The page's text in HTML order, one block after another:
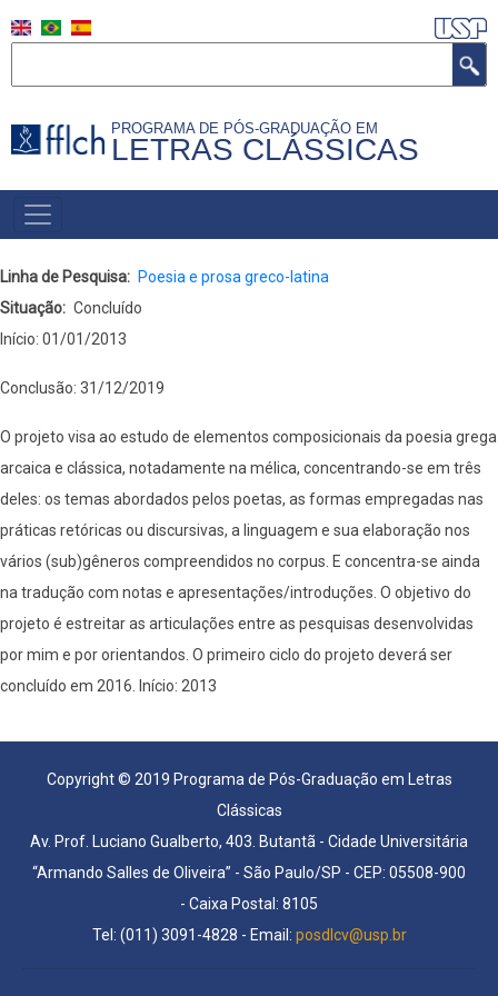
para
principal
PROGRAMA DE PÓS-GRADUAÇÃO EM
LETRAS CLÁSSICAS
NAVEGAÇÃO
PRINCIPAL
Linha de Pesquisa
Poesia e prosa greco-latina
Situação
Concluído
Início: 01/01/2013
Conclusão: 31/12/2019
O projeto visa ao estudo de elementos composicionais da poesia grega
arcaica e clássica, notadamente na mélica, concentrando-se em três
deles: os temas abordados pelos poetas, as formas empregadas nas
práticas retóricas ou discursivas, a linguagem e sua elaboração nos
vários (sub)gêneros compreendidos no corpus. E concentra-se ainda
na tradução com notas e apresentações/introduções. O objetivo do
projeto é estreitar as articulações entre as pesquisas desenvolvidas
por mim e por orientandos. O primeiro ciclo do projeto deverá ser
concluído em 2016. Início: 2013
Copyright © 2019 Programa de Pós-Graduação em Letras
Clássicas
Av. Prof. Luciano Gualberto, 403. Butantã - Cidade Universitária
“Armando Salles de Oliveira” - São Paulo/SP - CEP: 05508-900
- Caixa Postal: 8105
Tel: (011) 3091-4828 - Email: posdlcv@usp.br